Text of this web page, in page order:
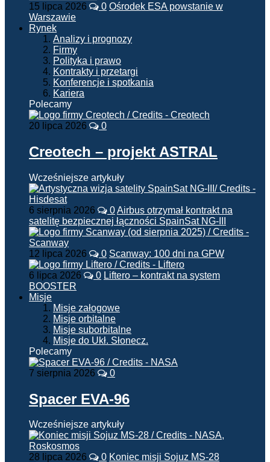
15 lipca 2026 0 Ośrodek ESA powstanie w
Warszawie
Rynek
Analizy i prognozy
Firmy
Polityka i prawo
Kontrakty i przetargi
Konferencje i spotkania
Kariera
Polecamy
20 lipca 2026 0
Creotech – projekt ASTRAL
Wcześniejsze artykuły
6 sierpnia 2026 0Airbus otrzymał kontrakt na
satelitę bezpiecznej łączności SpainSat NG-III
12 lipca 2026 0 Scanway: 100 dni na GPW
6 lipca 2026 0 Liftero – kontrakt na system
BOOSTER
Misje
Misje załogowe
Misje orbitalne
Misje suborbitalne
Misje do Ukł. Słonecz.
Polecamy
7 sierpnia 2026 0
Spacer EVA-96
Wcześniejsze artykuły
28 lipca 2026 0 Koniec misji Sojuz MS-28